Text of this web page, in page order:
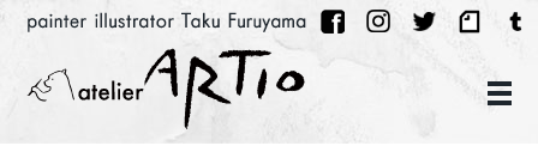
メ